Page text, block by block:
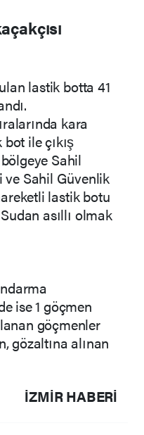
lastik botta 41
kara
ile çıkış
Sahil
ve Sahil Güvenlik
lastik botu
asıllı olmak
ise 1 göçmen
göçmenler
gözaltına alınan
İZMIR HABERİ